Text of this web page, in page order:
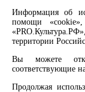
ЦМИ
Max
Rutube
клавиши
Сообщить об ошибке
Информация об
помощи «cookie»,
территории
Вы можете
соответствующие
Продолжая